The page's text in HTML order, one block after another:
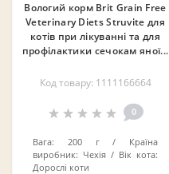
Вологий корм Brit Grain Free
Veterinary Diets Struvite для
котів при лікуванні та для
профілактики сечокам яної...
Код товару: 1111166664
0
Вага: 200 г
Країна
виробник: Чехія
Вік кота:
Дорослі коти